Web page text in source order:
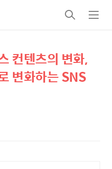
검
색
메
뉴
컨텐츠의 변화,
변화하는 SNS